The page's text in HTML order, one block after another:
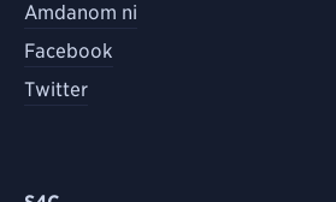
Amdanom ni
Facebook
Twitter